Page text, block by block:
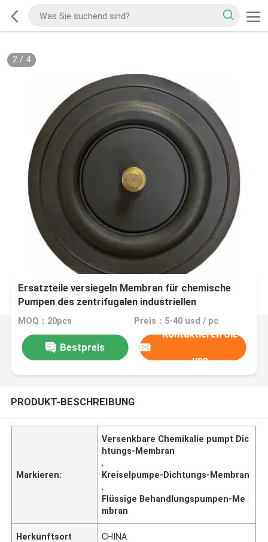
2/ 4
Ersatzteile versiegeln Membran für chemische
Pumpen des zentrifugalen industriellen
Unterseebootes
MOQ：20pcs Preis：5-40 usd / pc
Bestpreis
Kontaktieren Sie
uns
PRODUKT-BESCHREIBUNG
Markieren:
Versenkbare Chemikalie pumpt Dic
htungs-Membran
,
Kreiselpumpe-Dichtungs-Membran
,
Flüssige Behandlungspumpen-Me
mbran
Herkunftsort CHINA